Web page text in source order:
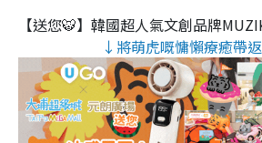
【送您🐯】韓國超人氣文創品牌
↓將萌虎嘅慵懶療癒帶